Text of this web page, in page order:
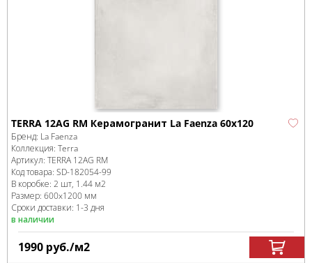
TERRA 12AG RM Керамогранит La Faenza 60x120
Бренд: La Faenza
Коллекция: Terra
Артикул: TERRA 12AG RM
Код товара: SD-182054-99
В коробке: 2 шт, 1.44 м2
Размер: 600x1200 мм
Сроки доставки: 1-3 дня
в наличии
1990 руб./м2